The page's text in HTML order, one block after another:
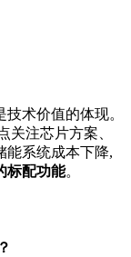
术价值的体现。
关注芯片方案、
能系统成本下降,
标配功能。